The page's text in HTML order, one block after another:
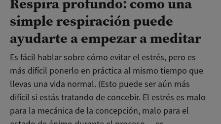
simple respiración puede
ayudarte a empezar a meditar
Es fácil hablar sobre cómo evitar el estrés, pero es
más difícil ponerlo en práctica al mismo tiempo que
llevas una vida normal. (Esto puede ser aún más
difícil si estás tratando de concebir. El estrés es malo
para la mecánica de la concepción, malo para el